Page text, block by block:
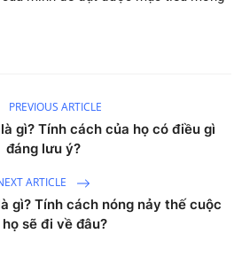
PREVIOUS ARTICLE
gì? Tính cách của họ có điều gì
đáng lưu ý?
ARTICLE
gì? Tính cách nóng nảy thế cuộc
sẽ đi về đâu?